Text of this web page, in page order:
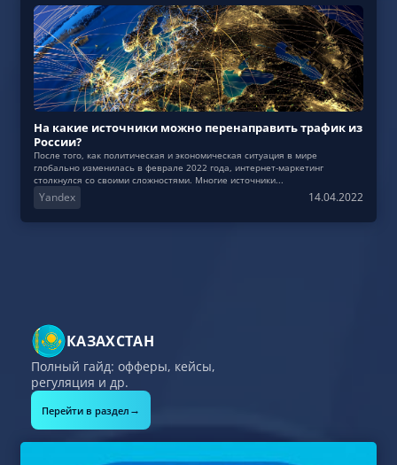
На какие источники можно перенаправить трафик из
России?
После того, как политическая и экономическая ситуация в мире
глобально изменилась в феврале 2022 года, интернет-маркетинг
столкнулся со своими сложностями. Многие источники...
Yandex 14.04.2022
КАЗАХСТАН
Полный гайд: офферы, кейсы,
регуляция и др.
Перейти в раздел →